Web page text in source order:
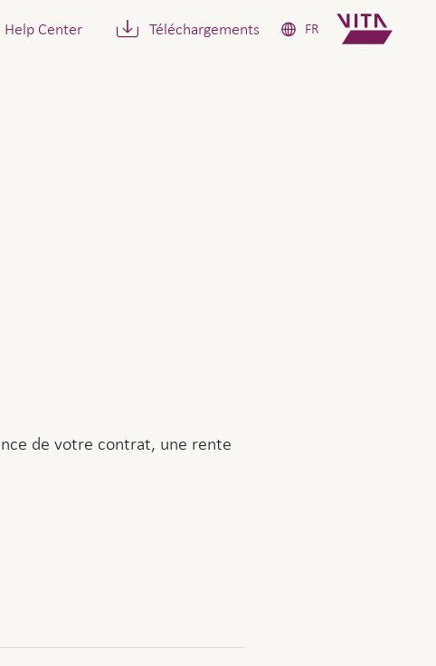
Help Center Téléchargements FR
de votre contrat, une rente